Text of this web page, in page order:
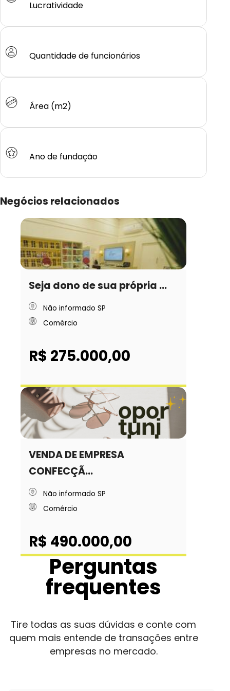
Lucratividade
Quantidade de funcionários
Área (m2)
Ano de fundação
Negócios relacionados
Seja dono de sua própria ...
Não informado SP
Comércio
R$ 275.000,00
VENDA DE EMPRESA
CONFECÇÃ...
Não informado SP
Comércio
R$ 490.000,00
Perguntas
frequentes
Tire todas as suas dúvidas e conte com
quem mais entende de transações entre
empresas no mercado.